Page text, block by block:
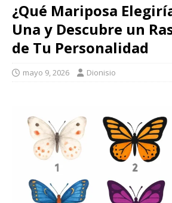
¿Qué Mariposa
Una y Descubre un
de Tu Personalidad
mayo 9, 2026 Dionisio